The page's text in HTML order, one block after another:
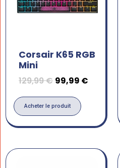
Corsair K65 RGB
Mini
129,99€ 99,99 €
Acheter le produit